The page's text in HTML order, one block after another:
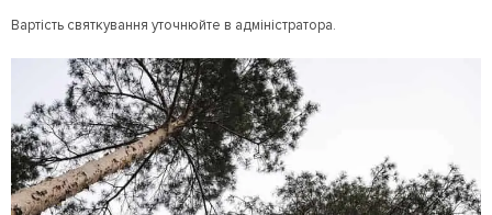
Вартість святкування уточнюйте в адміністратора.